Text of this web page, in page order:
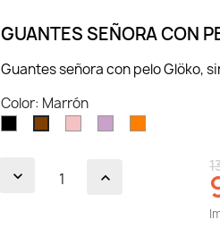
GUANTES SEÑORA CON
Guantes señora con pelo Glöko,
Color: Marrón
NegroMarrónRosa
bebe
Morado
claro
Naranja